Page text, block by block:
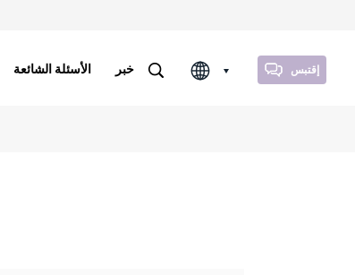
إقتبس الأسئلة الشائعة خبر